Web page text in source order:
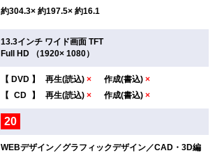
約304.3× 約197.5× 約16.1
13.3インチ ワイド画面 TFT
Full HD （1920× 1080）
【 DVD 】 再生(読込) × 作成(書込) ×
【 CD 】 再生(読込) × 作成(書込) ×
20
WEBデザイン／グラフィックデザイン／CAD・3D編